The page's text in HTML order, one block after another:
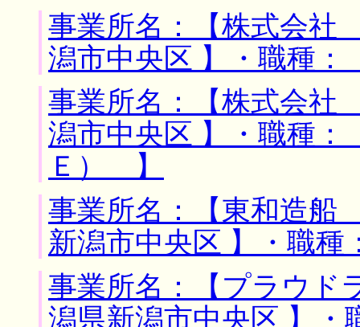
事業所名：【株式会
潟市中央区 】・職種
事業所名：【株式会
潟市中央区 】・職種：
Ｅ） 】
事業所名：【東和造船
新潟市中央区 】・職
事業所名：【プラウド
潟県新潟市中央区 】・